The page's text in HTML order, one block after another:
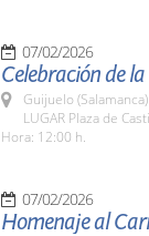
07/02/2026
Celebración de
Guijuelo (Salamanca)
LUGAR Plaza de
Hora: 12:00 h.
07/02/2026
Homenaje al